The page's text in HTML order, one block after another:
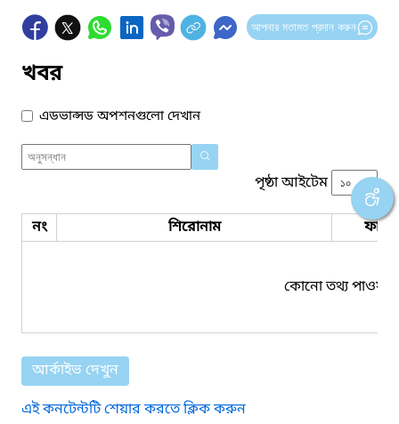
আপনার মতামত প্রদান করুন
খবর
এডভান্সড অপশনগুলো দেখান
পৃষ্ঠা আইটেম
নং শিরোনাম ফাইল
কোনো তথ্য পাওয়া
আর্কাইভ দেখুন
এই কনটেন্টটি শেয়ার করতে ক্লিক করুন